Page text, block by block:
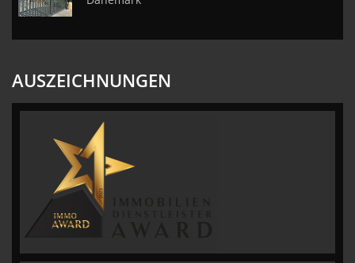
AUSZEICHNUNGEN